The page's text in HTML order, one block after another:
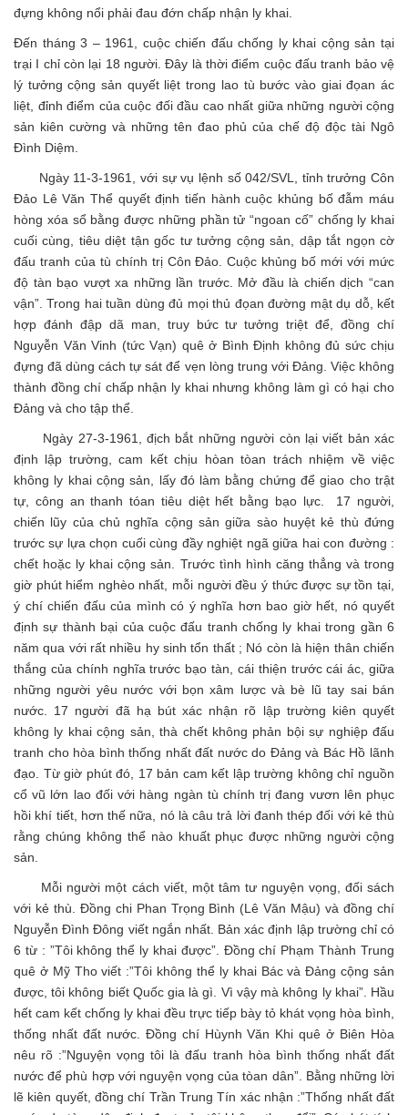
đựng không nổi phải đau đớn chấp nhận ly khai.
Đến tháng 3 – 1961, cuộc chiến đấu chống ly khai cộng sản tại
trại I chỉ còn lại 18 người. Đây là thời điểm cuộc đấu tranh bảo vệ
lý tưởng cộng sản quyết liệt trong lao tù bước vào giai đọan ác
liệt, đỉnh điểm của cuộc đối đầu cao nhất giữa những người cộng
sản kiên cường và những tên đao phủ của chế độ độc tài Ngô
Đình Diệm.
Ngày 11-3-1961, với sự vụ lệnh số 042/SVL, tỉnh trưởng Côn
Đảo Lê Văn Thể quyết định tiến hành cuộc khủng bố đẫm máu
hòng xóa sổ bằng được những phần tử “ngoan cố” chống ly khai
cuối cùng, tiêu diệt tận gốc tư tưởng cộng sản, dập tắt ngọn cờ
đấu tranh của tù chính trị Côn Đảo. Cuộc khủng bố mới với mức
độ tàn bạo vượt xa những lần trước. Mở đầu là chiến dịch “can
vận”. Trong hai tuần dùng đủ mọi thủ đọan đường mật dụ dỗ, kết
hợp đánh đập dã man, truy bức tư tưởng triệt để, đồng chí
Nguyễn Văn Vinh (tức Vạn) quê ở Bình Định không đủ sức chịu
đựng đã dùng cách tự sát để vẹn lòng trung với Đảng. Việc không
thành đồng chí chấp nhận ly khai nhưng không làm gì có hại cho
Đảng và cho tập thể.
Ngày 27-3-1961, địch bắt những người còn lại viết bản xác
định lập trường, cam kết chịu hòan tòan trách nhiệm về việc
không ly khai cộng sản, lấy đó làm bằng chứng để giao cho trật
tự, công an thanh tóan tiêu diệt hết bằng bạo lực. 17 người,
chiến lũy của chủ nghĩa cộng sản giữa sào huyệt kẻ thù đứng
trước sự lựa chọn cuối cùng đầy nghiệt ngã giữa hai con đường :
chết hoặc ly khai cộng sản. Trước tình hình căng thẳng và trong
giờ phút hiểm nghèo nhất, mỗi người đều ý thức được sự tồn tại,
ý chí chiến đấu của mình có ý nghĩa hơn bao giờ hết, nó quyết
định sự thành bại của cuộc đấu tranh chống ly khai trong gần 6
năm qua với rất nhiều hy sinh tổn thất ; Nó còn là hiện thân chiến
thắng của chính nghĩa trước bạo tàn, cái thiện trước cái ác, giữa
những người yêu nước với bọn xâm lược và bè lũ tay sai bán
nước. 17 người đã hạ bút xác nhận rõ lập trường kiên quyết
không ly khai cộng sản, thà chết không phản bội sự nghiệp đấu
tranh cho hòa bình thống nhất đất nước do Đảng và Bác Hồ lãnh
đạo. Từ giờ phút đó, 17 bản cam kết lập trường không chỉ nguồn
cổ vũ lớn lao đối với hàng ngàn tù chính trị đang vươn lên phục
hồi khí tiết, hơn thế nữa, nó là câu trả lời đanh thép đối với kẻ thù
rằng chúng không thể nào khuất phục được những người cộng
sản.
Mỗi người một cách viết, một tâm tư nguyện vọng, đối sách
với kẻ thù. Đồng chi Phan Trọng Bình (Lê Văn Mậu) và đồng chí
Nguyễn Đình Đông viết ngắn nhất. Bản xác định lập trường chỉ có
6 từ : ”Tôi không thể ly khai được”. Đồng chí Phạm Thành Trung
quê ở Mỹ Tho viết :”Tôi không thể ly khai Bác và Đảng cộng sản
được, tôi không biết Quốc gia là gì. Vì vậy mà không ly khai”. Hầu
hết cam kết chống ly khai đều trực tiếp bày tỏ khát vọng hòa bình,
thống nhất đất nước. Đồng chí Hùynh Văn Khi quê ở Biên Hòa
nêu rõ :”Nguyện vọng tôi là đấu tranh hòa bình thống nhất đất
nước để phù hợp với nguyện vọng của tòan dân”. Bằng những lời
lẽ kiên quyết, đồng chí Trần Trung Tín xác nhận :”Thống nhất đất